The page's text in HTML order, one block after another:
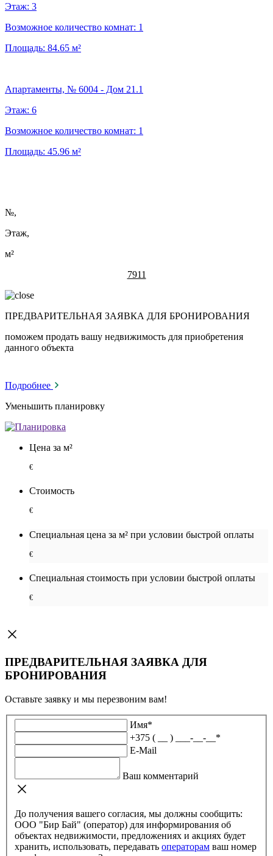
Этаж: 3
Возможное количество комнат: 1
Площадь: 84.65 м²
Апартаменты, № 6004 - Дом 21.1
Этаж: 6
Возможное количество комнат: 1
Площадь: 45.96 м²
№,
Этаж,
м²
7911
ПРЕДВАРИТЕЛЬНАЯ ЗАЯВКА ДЛЯ БРОНИРОВАНИЯ
поможем продать вашу недвижимость для приобретения
данного объекта
Подробнее
Уменьшить планировку
Цена за м²
€
Стоимость
€
Специальная цена за м² при условии быстрой оплаты
€
Специальная cтоимость при условии быстрой оплаты
€
ПРЕДВАРИТЕЛЬНАЯ ЗАЯВКА ДЛЯ
БРОНИРОВАНИЯ
Оставьте заявку и мы перезвоним вам!
Имя*
+375 ( __ ) ___-__-__ *
E-Mail
Ваш комментарий
До получения вашего согласия, мы должны сообщить:
ООО "Бир Бай" (оператор) для информирования об
объектах недвижимости, предложениях и акциях будет
хранить, использовать, передавать операторам